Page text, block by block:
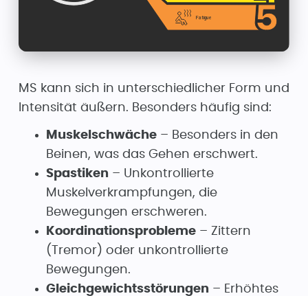
MS kann sich in unterschiedlicher Form und
Intensität äußern. Besonders häufig sind:
Muskelschwäche– Besonders in den
Beinen, was das Gehen erschwert.
Spastiken – Unkontrollierte
Muskelverkrampfungen, die
Bewegungen erschweren.
Koordinationsprobleme– Zittern
(Tremor) oder unkontrollierte
Bewegungen.
Gleichgewichtsstörungen – Erhöhtes